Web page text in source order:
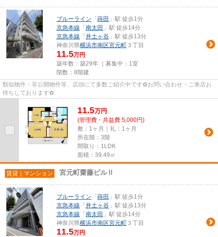
ブルーライン 「 蒔田 」駅 徒歩1分
京急本線 「 南太田 」駅 徒歩14分
京急本線 「 井土ヶ谷 」駅 徒歩13分
神奈川県横浜市南区宮元町 ３丁目
11.5万円
築年数：築29年 ｜募集中： 1室
階数：8階建
類似物件・非公開物件等、店頭にて多数ご紹介中です✿お問い合わせ・ご来店お
待ちしております✿
11.5万円
(管理費・共益費 5,000円)
敷：1ヶ月｜礼：1ヶ月
所在階：3階
間取り：1LDK
面積：39.49㎡
賃貸｜マンション 宮元町齋藤ビルⅡ
ブルーライン 「 蒔田 」駅 徒歩1分
京急本線 「 井土ヶ谷 」駅 徒歩13分
京急本線 「 南太田 」駅 徒歩14分
神奈川県横浜市南区宮元町 ３丁目
11.5万円